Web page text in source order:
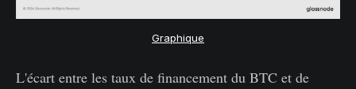
Graphique
L'écart entre les taux de financement du BTC et de